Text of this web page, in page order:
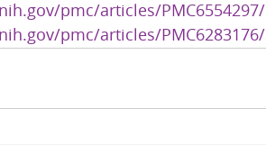
pmc/articles/PMC6554297/
pmc/articles/PMC6283176/